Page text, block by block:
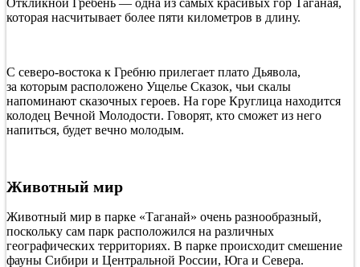
которая насчитывает более пяти километров в длину.
С северо-востока к Гребню прилегает плато Дьявола,
за которым расположено Ущелье Сказок, чьи скалы
напоминают сказочных героев. На горе Круглица находится
колодец Вечной Молодости. Говорят, кто сможет из него
напиться, будет вечно молодым.
Животный мир
Животный мир в парке «Таганай» очень разнообразный,
поскольку сам парк расположился на различных
географических территориях. В парке происходит смешение
фауны Сибири и Центральной России, Юга и Севера.